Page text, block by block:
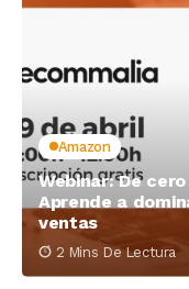
Amazon
Webinar: De
Aprende a
ventas
2 Mins De Lectura